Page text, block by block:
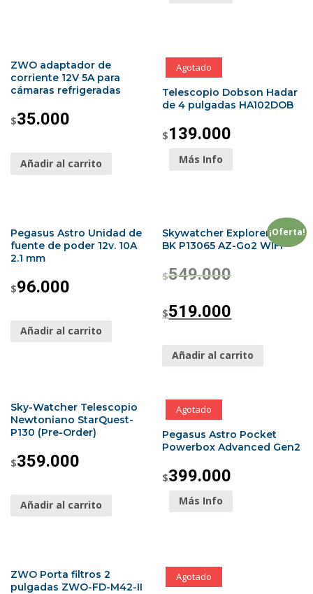
ZWO adaptador de
corriente 12V 5A para
cámaras refrigeradas
$35.000
Añadir al carrito
Agotado
Telescopio Dobson Hadar
de 4 pulgadas HA102DOB
$139.000
Más Info
Pegasus Astro Unidad de
fuente de poder 12v. 10A
2.1 mm
$96.000
Añadir al carrito
¡Oferta!
Skywatcher Explorer-130P
BK P13065 AZ-Go2 WIFI
$549.000
$519.000
Añadir al carrito
Sky-Watcher Telescopio
Newtoniano StarQuest-
P130 (Pre-Order)
$359.000
Añadir al carrito
Agotado
Pegasus Astro Pocket
Powerbox Advanced Gen2
$399.000
Más Info
ZWO Porta filtros 2
pulgadas ZWO-FD-M42-II
Agotado